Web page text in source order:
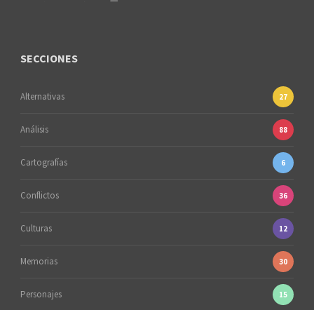
SECCIONES
Alternativas 27
Análisis 88
Cartografías 6
Conflictos 36
Culturas 12
Memorias 30
Personajes 15